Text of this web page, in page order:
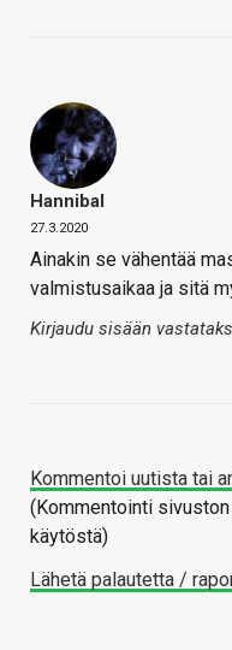
Hannibal
27.3.2020
Ainakin se vähentää
valmistusaikaa ja sitä
Kirjaudu sisään
Kommentoi uutista tai
(Kommentointi
käytöstä)
Lähetä palautetta /